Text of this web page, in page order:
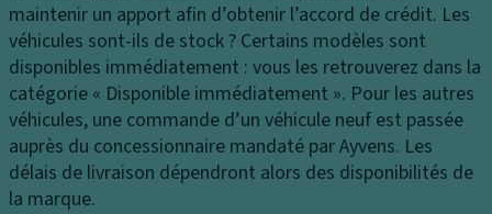
maintenir un apport afin d’obtenir l’accord de crédit. Les
véhicules sont-ils de stock ? Certains modèles sont
disponibles immédiatement : vous les retrouverez dans la
catégorie « Disponible immédiatement ». Pour les autres
véhicules, une commande d’un véhicule neuf est passée
auprès du concessionnaire mandaté par Ayvens. Les
délais de livraison dépendront alors des disponibilités de
la marque.